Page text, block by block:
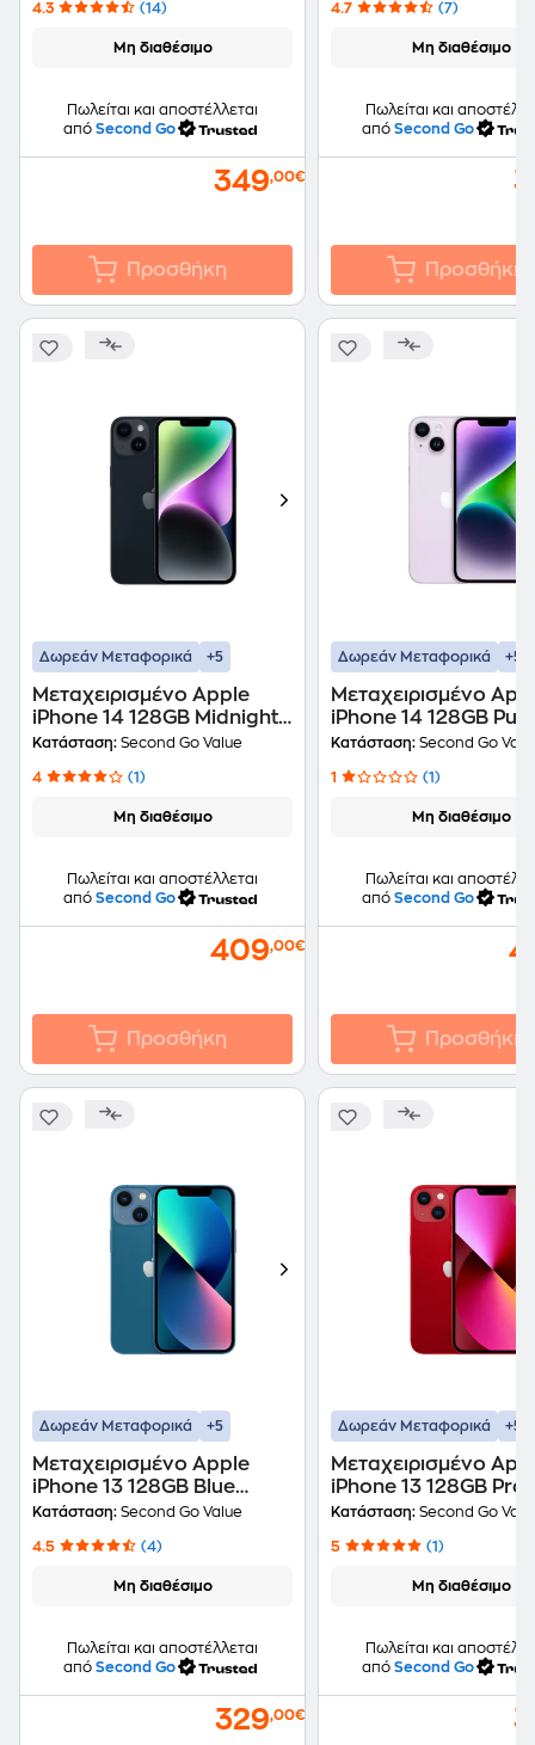
4.3 (14)
Μη διαθέσιμο
Πωλείται και αποστέλλεται
από Second Go
349,00€
Προσθήκη
4.7 (7)
Μη διαθέσιμο
Πωλείται και
από Second Go
Προσθήκη
Δωρεάν Μεταφορικά +5
Μεταχειρισμένο Apple
iPhone 14 128GB Midnight
second go value Certified
Κατάσταση: Second Go Value
4 (1)
Μη διαθέσιμο
Πωλείται και αποστέλλεται
από Second Go
409,00€
Προσθήκη
Δωρεάν Μεταφορικά +5
Μεταχειρισμένο
iPhone 14 128GB
second go value
Κατάσταση: Second Go
1 (1)
Μη διαθέσιμο
Πωλείται και
από Second Go
Προσθήκη
Δωρεάν Μεταφορικά +5
Μεταχειρισμένο Apple
iPhone 13 128GB Blue
second go value Certified
Κατάσταση: Second Go Value
4.5 (4)
Μη διαθέσιμο
Πωλείται και αποστέλλεται
από Second Go
329,00€
Δωρεάν Μεταφορικά +5
Μεταχειρισμένο
iPhone 13 128GB
Red second go value
Κατάσταση: Second Go
5 (1)
Μη διαθέσιμο
Πωλείται και
από Second Go